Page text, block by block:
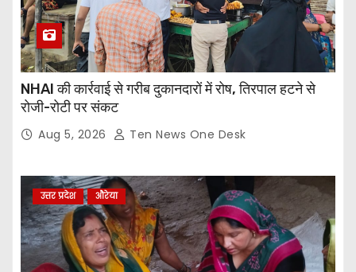
NHAI की कार्रवाई से गरीब दुकानदारों में रोष, तिरपाल हटने से
रोजी-रोटी पर संकट
Aug 5, 2026 Ten News One Desk
उत्तर प्रदेश औरेया